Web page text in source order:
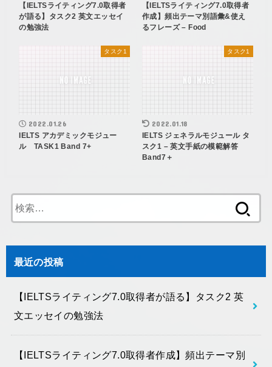
【IELTSライティング7.0取得者
が語る】タスク2 英文エッセイ
の勉強法
【IELTSライティング7.0取得者
作成】頻出テーマ別語彙&使え
るフレーズ – Food
タスク1
2022.01.26
IELTS アカデミックモジュー
ル TASK1 Band 7+
タスク1
2022.01.18
IELTS ジェネラルモジュール タ
スク1 – 英文手紙の模範解答
Band7＋
索:
最近の投稿
【IELTSライティング7.0取得者が語る】タスク2 英
文エッセイの勉強法
【IELTSライティング7.0取得者作成】頻出テーマ別